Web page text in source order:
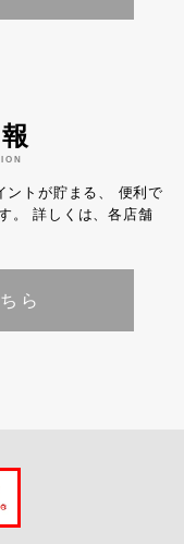
トが貯まる、
便利で
。
詳しくは、各店舗
ら